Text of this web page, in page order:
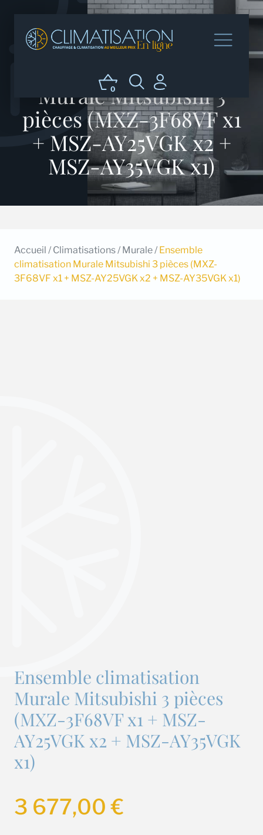
0
Ensemble climatisation
Murale Mitsubishi 3
pièces (MXZ-3F68VF x1
+ MSZ-AY25VGK x2 +
MSZ-AY35VGK x1)
Accueil / Climatisations/ Murale/ Ensemble
climatisation Murale Mitsubishi 3 pièces (MXZ-
3F68VF x1 + MSZ-AY25VGK x2 + MSZ-AY35VGK x1)
Ensemble climatisation
Murale Mitsubishi 3 pièces
(MXZ-3F68VF x1 + MSZ-
AY25VGK x2 + MSZ-AY35VGK
x1)
3 677,00€